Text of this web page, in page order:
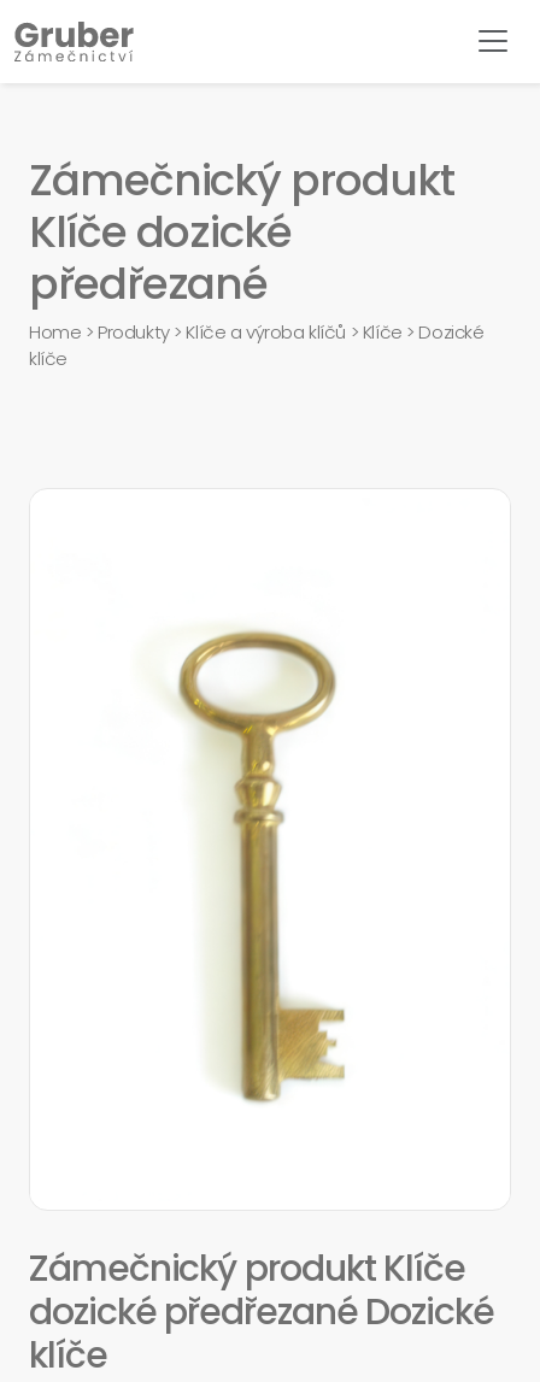
Zámečnický produkt
Klíče dozické
předřezané
Home > Produkty> Klíče a výroba klíčů > Klíče > Dozické
klíče
Zámečnický produkt Klíče
dozické předřezané Dozické
klíče